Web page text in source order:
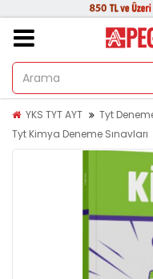
YKS TYT AYT
Tyt
Tyt Kimya Deneme Sınavları